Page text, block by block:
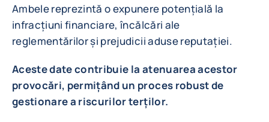
Ambele reprezintă o expunere potențială la
infracțiuni financiare, încălcări ale
reglementărilor și prejudicii aduse reputației.
Aceste date contribuie la atenuarea acestor
provocări, permițând un proces robust de
gestionare a riscurilor terților.